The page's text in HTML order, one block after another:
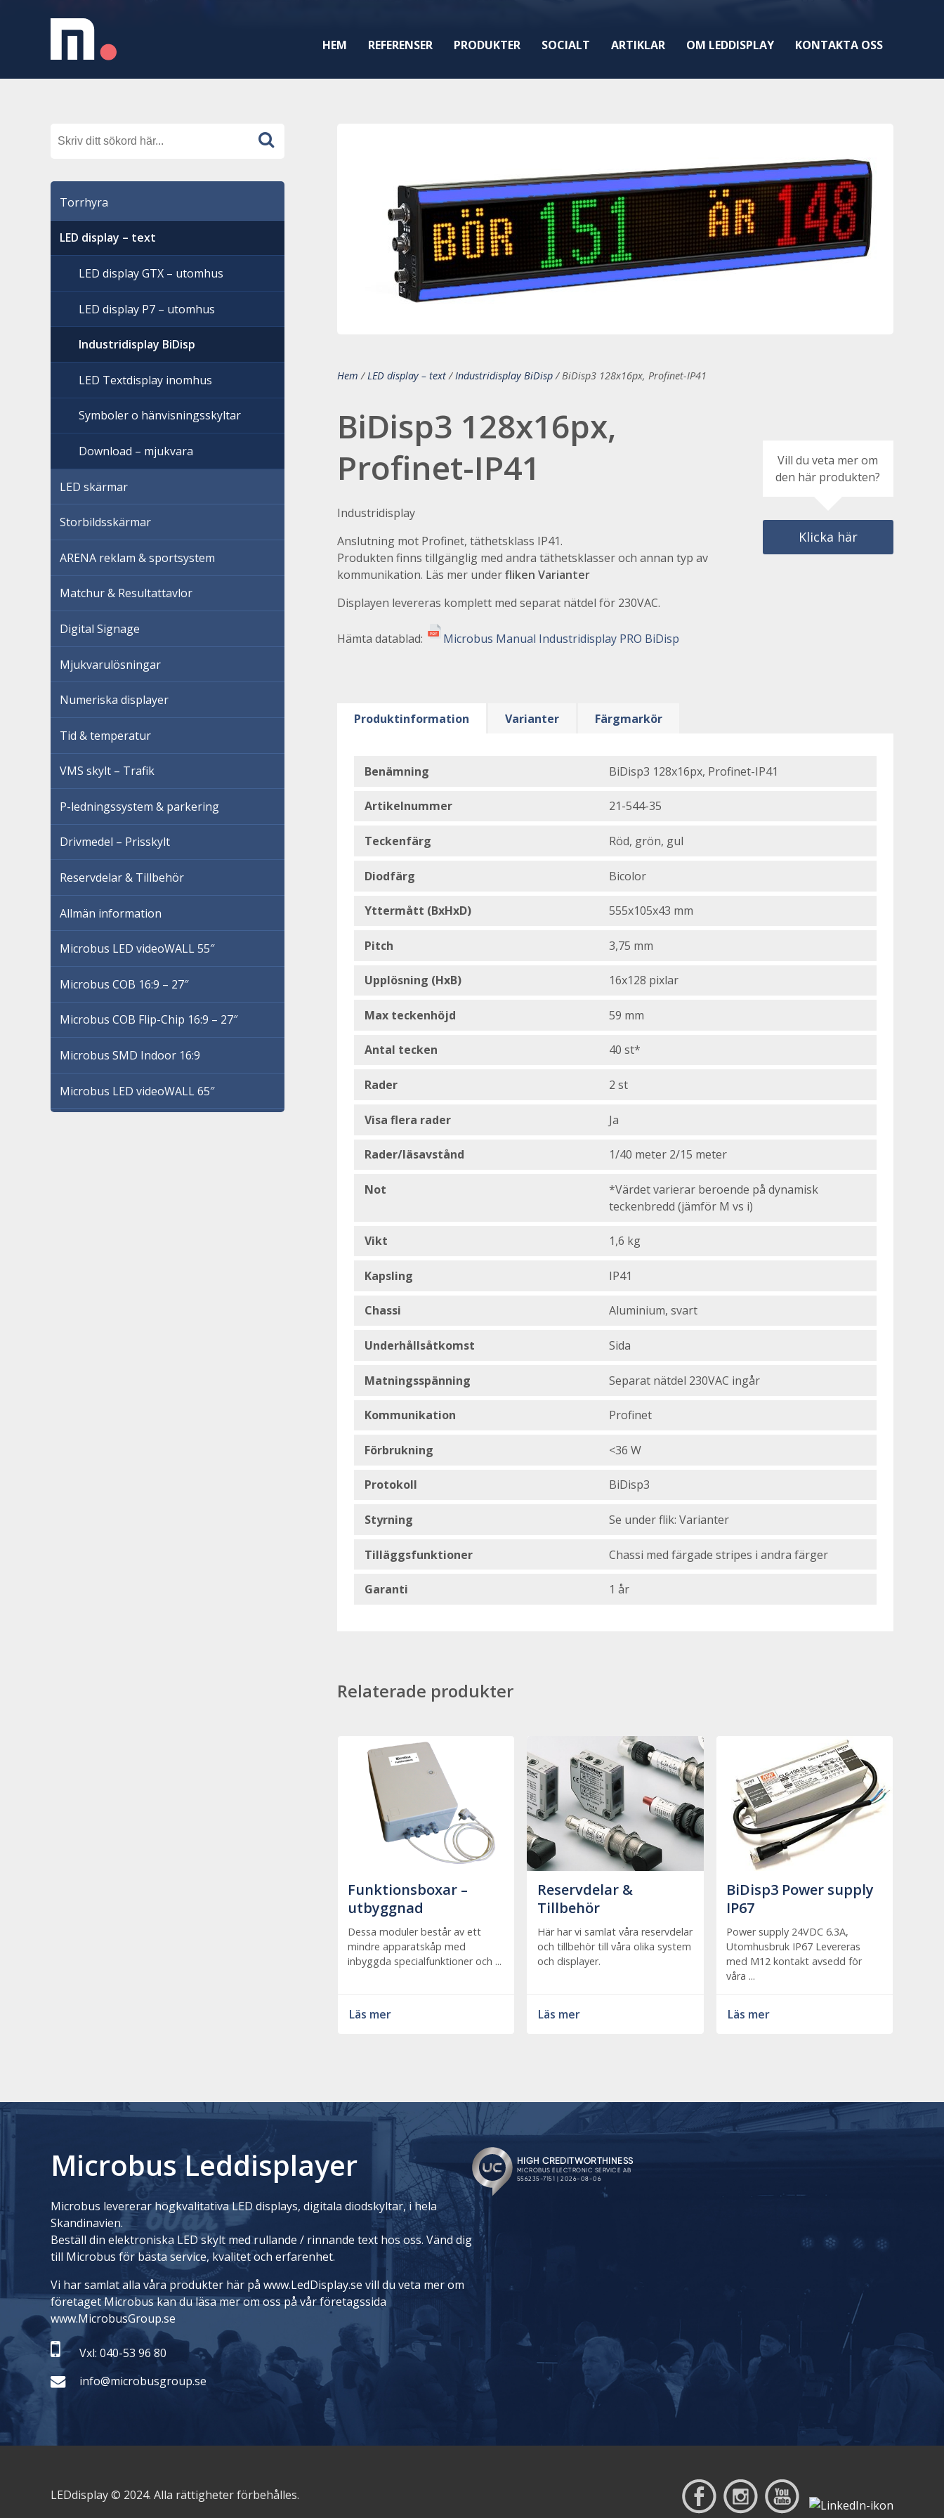
HEM REFERENSER PRODUKTER SOCIALT ARTIKLAR OM LEDDISPLAY KONTAKTA OSS
Hem /LED display – text/Industridisplay BiDisp/BiDisp3 128x16px, Profinet-IP41
BiDisp3 128x16px,
Profinet-IP41
Industridisplay
Anslutning mot Profinet, täthetsklass IP41.
Produkten finns tillgänglig med andra täthetsklasser och annan typ av
kommunikation. Läs mer underfliken Varianter
Displayen levereras komplett med separat nätdel för 230VAC.
Hämta datablad: Microbus Manual Industridisplay PRO BiDisp
den här produkten?
Klicka här
Produktinformation Varianter Färgmarkör
Benämning BiDisp3 128x16px, Profinet-IP41
Artikelnummer 21-544-35
Teckenfärg Röd, grön, gul
Diodfärg Bicolor
Yttermått (BxHxD) 555x105x43 mm
Pitch 3,75 mm
Upplösning (HxB) 16x128 pixlar
Max teckenhöjd 59 mm
Antal tecken 40 st*
Rader 2 st
Visa flera rader Ja
Rader/läsavstånd 1/40 meter 2/15 meter
Not
*Värdet varierar beroende på dynamisk
teckenbredd (jämför M vs i)
Vikt 1,6 kg
Kapsling IP41
Chassi Aluminium, svart
Underhållsåtkomst Sida
Matningsspänning Separat nätdel 230VAC ingår
Kommunikation Profinet
Förbrukning <36 W
Protokoll BiDisp3
Styrning Se under flik: Varianter
Tilläggsfunktioner Chassi med färgade stripes i andra färger
Garanti 1 år
Relaterade produkter
Funktionsboxar –
utbyggnad
Dessa moduler består av ett
mindre apparatskåp med
inbyggda specialfunktioner och ...
Läs mer
Reservdelar &
Tillbehör
Här har vi samlat våra reservdelar
och tillbehör till våra olika system
och displayer.
Läs mer
BiDisp3 Power supply
IP67
Power supply 24VDC 6.3A,
Utomhusbruk IP67 Levereras
med M12 kontakt avsedd för
våra ...
Läs mer
Torrhyra
LED display – text
LED display GTX – utomhus
LED display P7 – utomhus
Industridisplay BiDisp
LED Textdisplay inomhus
Symboler o hänvisningsskyltar
Download – mjukvara
LED skärmar
Storbildsskärmar
ARENA reklam & sportsystem
Matchur & Resultattavlor
Digital Signage
Mjukvarulösningar
Numeriska displayer
Tid & temperatur
VMS skylt – Trafik
P-ledningssystem & parkering
Drivmedel – Prisskylt
Reservdelar & Tillbehör
Allmän information
Microbus LED videoWALL 55″
Microbus COB 16:9 – 27″
Microbus COB Flip-Chip 16:9 – 27″
Microbus SMD Indoor 16:9
Microbus LED videoWALL 65″
Microbus Leddisplayer
Microbus levererar högkvalitativa LED displays, digitala diodskyltar, i hela
Skandinavien.
Beställ din elektroniska LED skylt med rullande / rinnande text hos oss. Vänd dig
till Microbus för bästa service, kvalitet och erfarenhet.
Vi har samlat alla våra produkter här på www.LedDisplay.se vill du veta mer om
företaget Microbus kan du läsa mer om oss på vår företagssida
www.MicrobusGroup.se
Vxl: 040-53 96 80
info@microbusgroup.se
LEDdisplay © 2024. Alla rättigheter förbehålles.